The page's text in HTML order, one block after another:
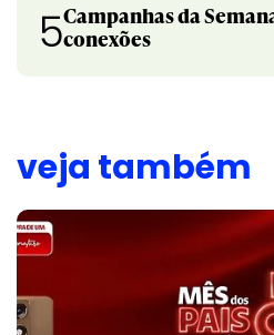
5Campanhas da
conexões
veja também